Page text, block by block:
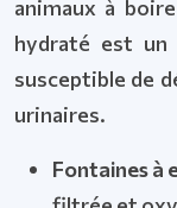
animaux à
hydraté est un
susceptible de
urinaires.
Fontaines à